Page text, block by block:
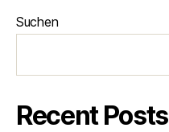
Suchen
Recent Posts